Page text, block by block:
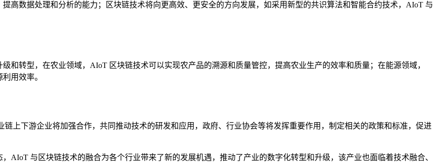
高数据处理和分析的能力；区块链技术将向更高效、更安全的方向发展，如采用新型的共识算法和智能合约技术，AIoT 与
和转型，在农业领域，AIoT 区块链技术可以实现农产品的溯源和质量管控，提高农业生产的效率和质量；在能源领域，
用效率。
上下游企业将加强合作，共同推动技术的研发和应用，政府、行业协会等将发挥重要作用，制定相关的政策和标准，促进
AIoT 与区块链技术的融合为各个行业带来了新的发展机遇，推动了产业的数字化转型和升级，该产业也面临着技术融合、